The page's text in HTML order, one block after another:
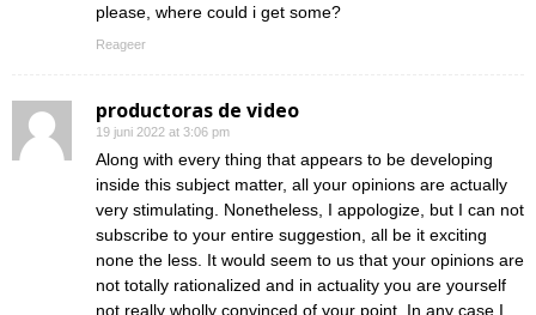
please, where could i get some?
Reageer
productoras de video
19 juni 2022 at 3:06 pm
Along with every thing that appears to be developing
inside this subject matter, all your opinions are actually
very stimulating. Nonetheless, I appologize, but I can not
subscribe to your entire suggestion, all be it exciting
none the less. It would seem to us that your opinions are
not totally rationalized and in actuality you are yourself
not really wholly convinced of your point. In any case I